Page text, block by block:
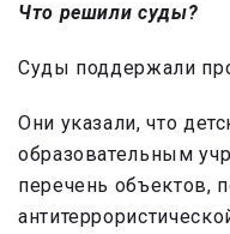
Что решили суды?
Суды поддержали
Они указали, что
образовательным
перечень объектов,